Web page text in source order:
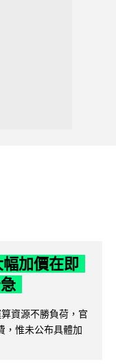
加價在即
資源不勝負荷，官
，惟未公布具體加